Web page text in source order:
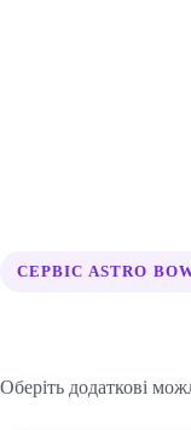
СЕРВІС ASTRO
Оберіть додаткові